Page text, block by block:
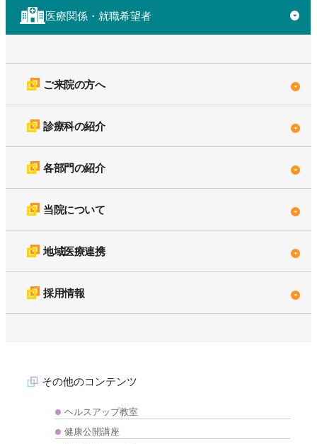
医療関係・就職希望者 ▼
ご来院の方へ
診療科の紹介
各部門の紹介
当院について
地域医療連携
採用情報
その他のコンテンツ
ヘルスアップ教室
健康公開講座